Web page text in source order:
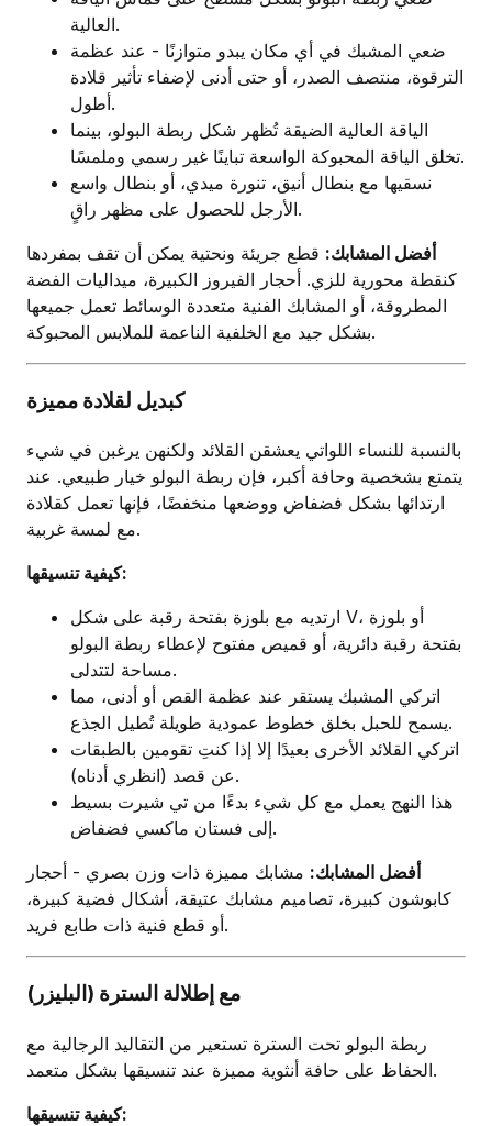
العالية.
ضعي المشبك في أي مكان يبدو متوازنًا - عند عظمة
الترقوة، منتصف الصدر، أو حتى أدنى لإضفاء تأثير قلادة
أطول.
الياقة العالية الضيقة تُظهر شكل ربطة البولو، بينما
تخلق الياقة المحبوكة الواسعة تباينًا غير رسمي وملمسًا.
نسقيها مع بنطال أنيق، تنورة ميدي، أو بنطال واسع
الأرجل للحصول على مظهر راقٍ.
أفضل المشابك: قطع جريئة ونحتية يمكن أن تقف بمفردها
كنقطة محورية للزي. أحجار الفيروز الكبيرة، ميداليات الفضة
المطروقة، أو المشابك الفنية متعددة الوسائط تعمل جميعها
بشكل جيد مع الخلفية الناعمة للملابس المحبوكة.
كبديل لقلادة مميزة
بالنسبة للنساء اللواتي يعشقن القلائد ولكنهن يرغبن في شيء
يتمتع بشخصية وحافة أكبر، فإن ربطة البولو خيار طبيعي. عند
ارتدائها بشكل فضفاض ووضعها منخفضًا، فإنها تعمل كقلادة
مع لمسة غربية.
كيفية تنسيقها:
ارتديه مع بلوزة بفتحة رقبة على شكل V، أو بلوزة
بفتحة رقبة دائرية، أو قميص مفتوح لإعطاء ربطة البولو
مساحة لتتدلى.
اتركي المشبك يستقر عند عظمة القص أو أدنى، مما
يسمح للحبل بخلق خطوط عمودية طويلة تُطيل الجذع.
اتركي القلائد الأخرى بعيدًا إلا إذا كنتِ تقومين بالطبقات
عن قصد (انظري أدناه).
هذا النهج يعمل مع كل شيء بدءًا من تي شيرت بسيط
إلى فستان ماكسي فضفاض.
أفضل المشابك: مشابك مميزة ذات وزن بصري - أحجار
كابوشون كبيرة، تصاميم مشابك عتيقة، أشكال فضية كبيرة،
أو قطع فنية ذات طابع فريد.
مع إطلالة السترة (البليزر)
ربطة البولو تحت السترة تستعير من التقاليد الرجالية مع
الحفاظ على حافة أنثوية مميزة عند تنسيقها بشكل متعمد.
كيفية تنسيقها: